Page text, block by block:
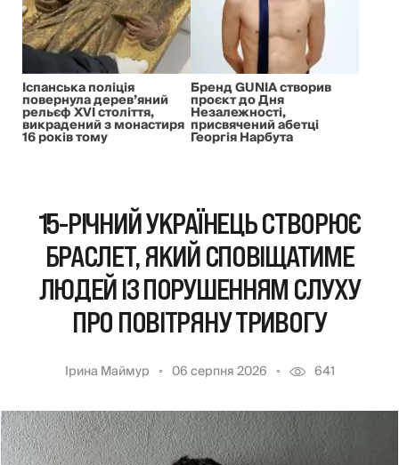
Іспанська поліція
повернула дерев’яний
рельєф XVI століття,
викрадений з монастиря
16 років тому
Бренд GUNIA створив
проєкт до Дня
Незалежності,
присвячений абетці
Георгія Нарбута
15-РІЧНИЙ УКРАЇНЕЦЬ СТВОРЮЄ
БРАСЛЕТ, ЯКИЙ СПОВІЩАТИМЕ
ЛЮДЕЙ ІЗ ПОРУШЕННЯМ СЛУХУ
ПРО ПОВІТРЯНУ ТРИВОГУ
Ірина Маймур 06 серпня 2026 641